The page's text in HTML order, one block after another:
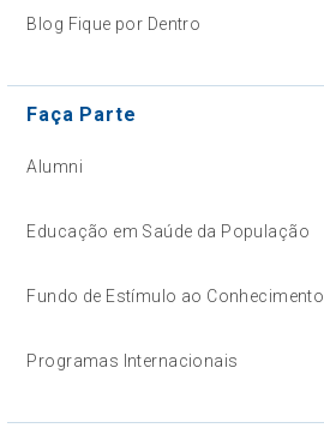
Blog Fique por Dentro
Faça Parte
Alumni
Educação em Saúde da População
Fundo de Estímulo ao Conhecimento
Programas Internacionais